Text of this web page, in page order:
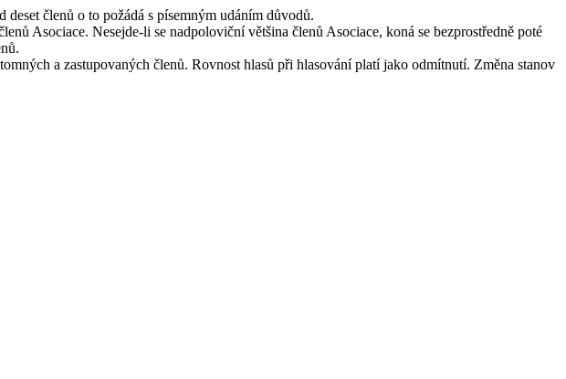
členů o to požádá s písemným udáním důvodů.
Asociace. Nesejde-li se nadpoloviční většina členů Asociace, koná se bezprostředně poté
a zastupovaných členů. Rovnost hlasů při hlasování platí jako odmítnutí. Změna stanov